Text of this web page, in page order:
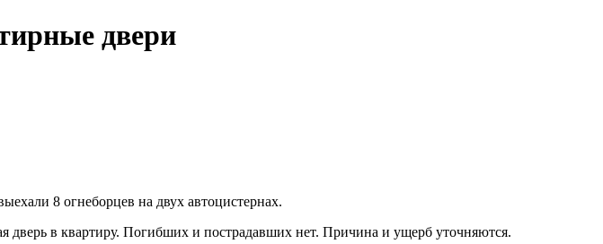
двери
8 огнеборцев на двух автоцистернах.
в квартиру. Погибших и пострадавших нет. Причина и ущерб уточняются.